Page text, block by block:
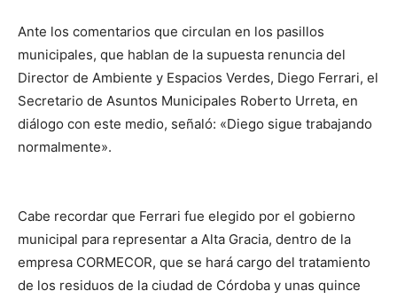
Ante los comentarios que circulan en los pasillos
municipales, que hablan de la supuesta renuncia del
Director de Ambiente y Espacios Verdes, Diego Ferrari, el
Secretario de Asuntos Municipales Roberto Urreta, en
diálogo con este medio, señaló: «Diego sigue trabajando
normalmente».
Cabe recordar que Ferrari fue elegido por el gobierno
municipal para representar a Alta Gracia, dentro de la
empresa CORMECOR, que se hará cargo del tratamiento
de los residuos de la ciudad de Córdoba y unas quince